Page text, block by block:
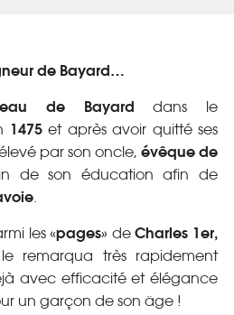
de Bayard…
de Bayard dans le
1475et après avoir quitté ses
par son oncle, évêque de
de son éducation afin de
.
les «pages» deCharles 1er,
remarqua très rapidement
avec efficacité et élégance
un garçon de son âge !